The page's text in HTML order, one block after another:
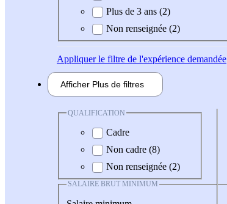
Plus de 3 ans (2)
Non renseignée (2)
Appliquerle filtre de l'expérience demandée
Afficher Plus de filtres
QUALIFICATION
Cadre
Non cadre (8)
Non renseignée (2)
SALAIRE BRUT MINIMUM